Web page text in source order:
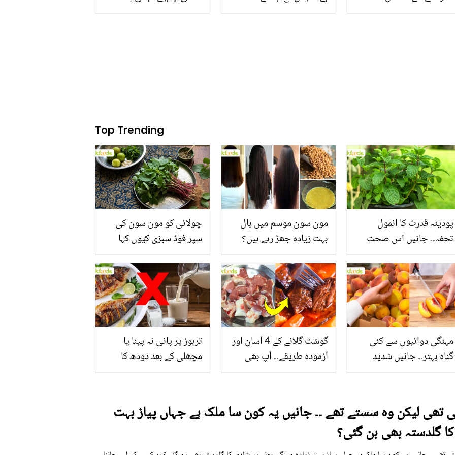
Top Trending
چولائی کو مون سون کی
سپر فوڈ سبزی کیوں کہا
منرلز اور اینٹی آکسیڈنٹس
سے بھرپور اس سبزی کے
فائدے
مون سون موسم میں بال
بہت زیادہ جھڑ رہے ہیں؟
بنانے کے چند قدرتی طریقے
پودینہ قدرت کا انمول
تحفہ۔۔ جانیں اس صحت
انگیز طبی فوائد
تربوز پر پانی نہ پینا یا
مچھلی کے بعد دودھ کا
حقیقت کیا ہے اور افواہ کیا؟
گوشت گلانے کے 4 آسان اور
آزمودہ طریقے۔۔ آپ بھی
مہنگی دوائیوں سے کئی
گناہ بہتر۔۔ جانیں شدید
تھی لیکن وہ سستے تھے ۔۔ جانیں یہ کون سا ملک ہے جہاں پیاز بہت
گلدستہ بھی بن گئی؟